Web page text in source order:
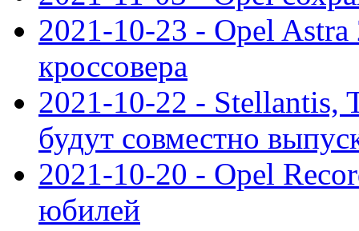
2021-10-23 - Opel Astra
кроссовера
2021-10-22 - Stellantis,
будут совместно
2021-10-20 - Opel
юбилей